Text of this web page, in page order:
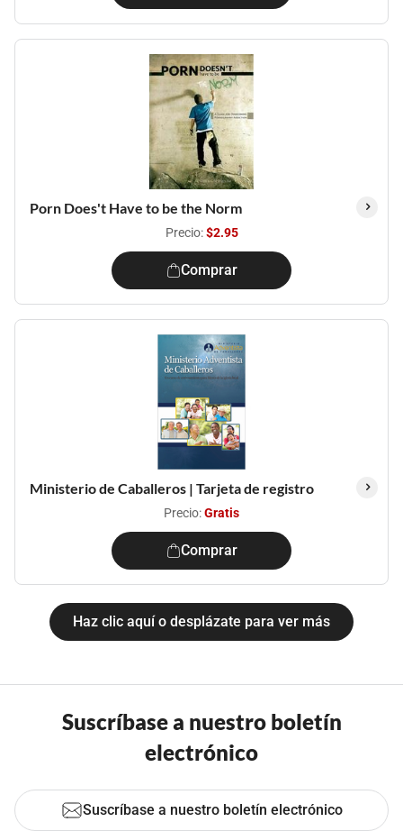
Porn Does't Have to be the Norm
Precio:$2.95
Comprar
Ministerio de Caballeros | Tarjeta de registro
Precio:Gratis
Comprar
Haz clic aquí o desplázate para ver más
Suscríbase a nuestro boletín
electrónico
Suscríbase a nuestro boletín electrónico